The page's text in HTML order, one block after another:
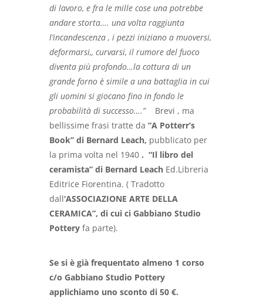
di lavoro, e fra le mille cose una potrebbe
andare storta…. una volta raggiunta
l’incandescenza , i pezzi iniziano a muoversi,
deformarsi,, curvarsi, il rumore del fuoco
diventa più profondo…la cottura di un
grande forno è simile a una battaglia in cui
gli uomini si giocano fino in fondo le
probabilità di successo….” Brevi , ma
bellissime frasi tratte da “A Potterr’s
Book” di Bernard Leach, pubblicato per
la prima volta nel 1940 . “Il libro del
ceramista” di Bernard Leach Ed.Libreria
Editrice Fiorentina. ( Tradotto
dall‘ASSOCIAZIONE ARTE DELLA
CERAMICA”, di cui ci Gabbiano Studio
Pottery fa parte).
Se si è già frequentato almeno 1 corso
c/o Gabbiano Studio Pottery
applichiamo uno sconto di 50 €.